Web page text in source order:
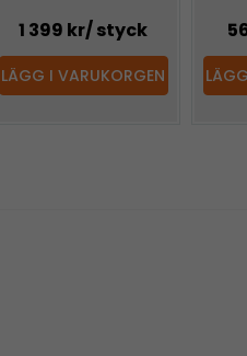
1 399 kr/ styck
LÄGG I VARUKORGEN